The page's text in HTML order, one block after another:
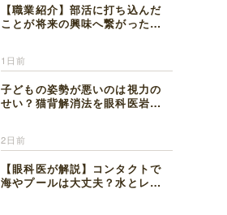
【職業紹介】部活に打ち込んだ
ことが将来の興味へ繋がった。
1日前
子どもの姿勢が悪いのは視力の
せい？猫背解消法を眼科医岩見
2日前
【眼科医が解説】コンタクトで
海やプールは大丈夫？水とレン